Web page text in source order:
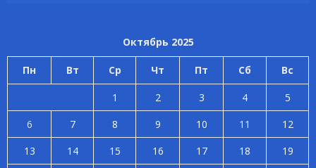
Октябрь 2025
Пн Вт Ср Чт Пт Сб Вс
1 2 3 4
5
6
7 8 9 10 11
12
13
14 15 16 17 18 19